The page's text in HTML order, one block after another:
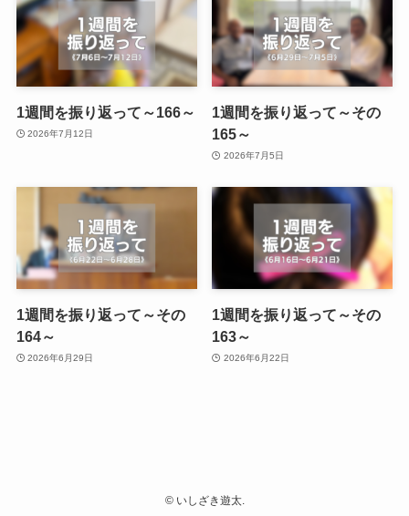
1週間を振り返って～166～
2026年7月12日
1週間を振り返って～その
165～
2026年7月5日
1週間を振り返って～その
164～
2026年6月29日
1週間を振り返って～その
163～
2026年6月22日
©いしざき遊太.